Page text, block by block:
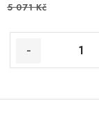
5 071 Kč